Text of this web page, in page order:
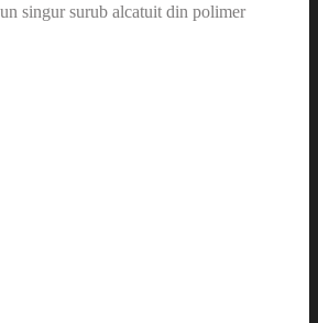
singur surub alcatuit din polimer